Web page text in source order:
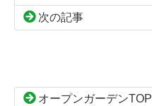
次の記事
ン
の
オープンガーデンTOP